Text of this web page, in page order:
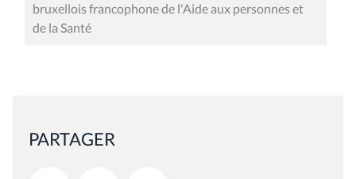
bruxellois francophone de l'Aide aux personnes et
de la Santé
PARTAGER